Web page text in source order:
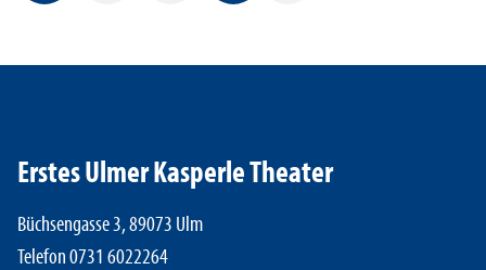
Erstes Ulmer Kasperle Theater
Büchsengasse 3, 89073 Ulm
Telefon 0731 6022264